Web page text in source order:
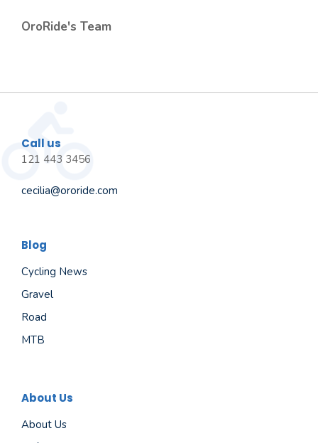
OroRide's Team
Call us
121 443 3456
cecilia@ororide.com
Blog
Cycling News
Gravel
Road
MTB
About Us
About Us